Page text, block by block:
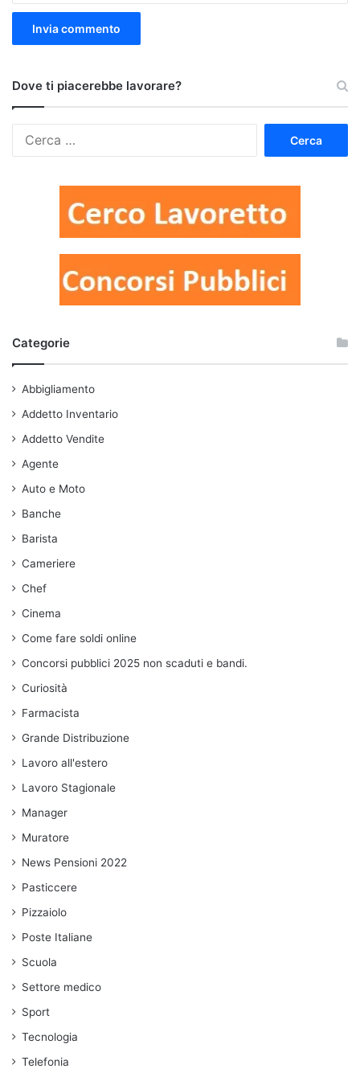
Dove ti piacerebbe lavorare?
Categorie
Abbigliamento
Addetto Inventario
Addetto Vendite
Agente
Auto e Moto
Banche
Barista
Cameriere
Chef
Cinema
Come fare soldi online
Concorsi pubblici 2025 non scaduti e bandi.
Curiosità
Farmacista
Grande Distribuzione
Lavoro all'estero
Lavoro Stagionale
Manager
Muratore
News Pensioni 2022
Pasticcere
Pizzaiolo
Poste Italiane
Scuola
Settore medico
Sport
Tecnologia
Telefonia